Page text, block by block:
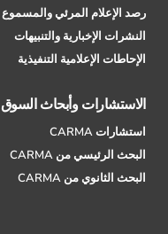
رصد الإعلام المرئي والمسموع
النشرات الإخبارية والتنبيهات
الإحاطات الإعلامية التنفيذية
الاستشارات وأبحاث السوق
استشارات CARMA
البحث الرئيسي من CARMA
البحث الثانوي من CARMA